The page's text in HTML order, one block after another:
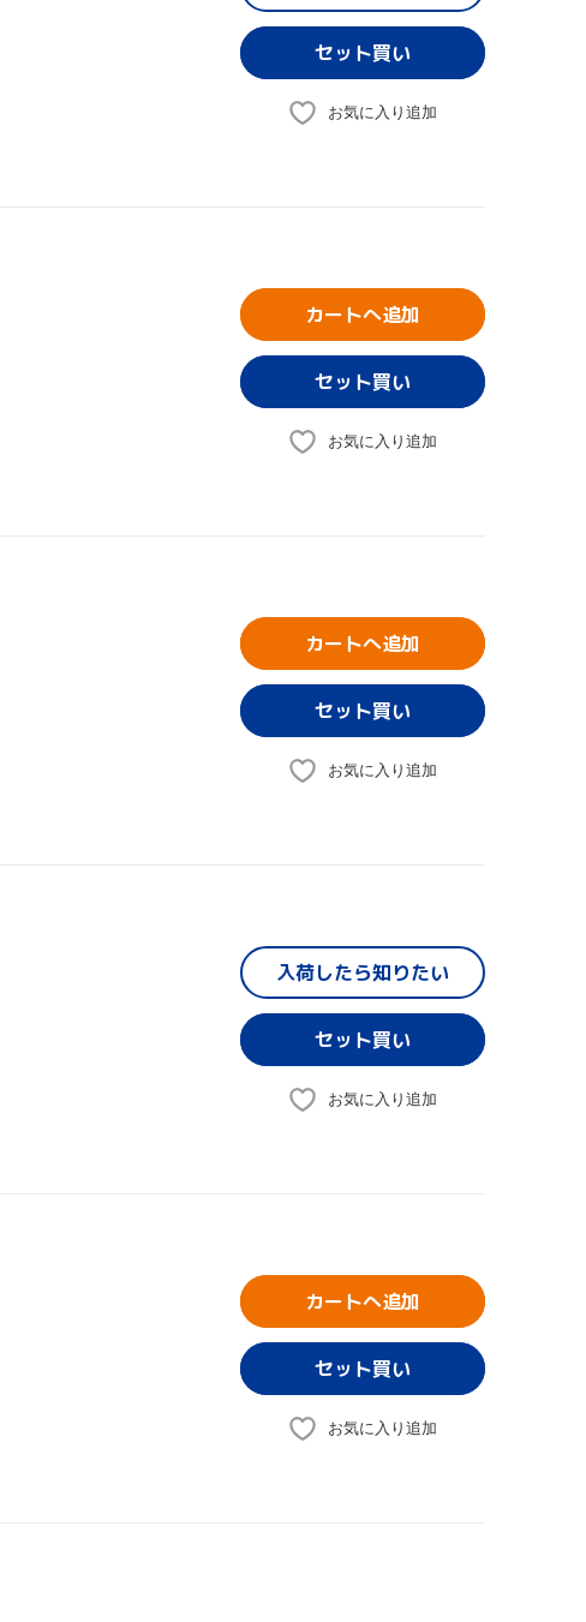
お気に入り追加
カートへ追加
お気に入り追加
カートへ追加
お気に入り追加
入荷したら知りたい
お気に入り追加
カートへ追加
お気に入り追加